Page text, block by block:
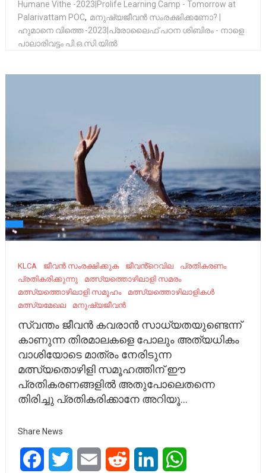
Humane Vithe -2023|Prolife Learning Camp - Tomorrow at
Palarivattam POC, മനുഷ്യജീവൻ സംരക്ഷിക്കണോ? |
ഹുമാനെ വിത്തെ -2023|പ്രോലൈഫ് പഠന ശിബിരം - നാളെ
പാലാരിവട്ടം പി.ഒ.സി.യിൽ
KLCA ജീവൻ സംരക്ഷിക്കുക ജീവൻ്റെവില
പ്രതികരണം
പ്രതികരിക്കുന്നു
മത്സ്യത്തൊഴിലാളി സമരം
മത്സ്യത്തൊഴിലാളി സമൂഹം
മത്സ്യത്തൊഴിലാളികൾ
മത്സ്യമേഖല
മനുഷ്യജീവൻ
സ്വന്തം ജീവൻ കവരാൻ സാധ്യതയുണ്ടെന്ന്
കാണുന്ന തിരമാലകളെ പോലും അത്യധികം
വാശിയോടെ മാത്രം നേരിടുന്ന
മത്സ്യതൊഴിളി സമൂഹത്തിന് ഈ
പ്രതികരണങ്ങളിൽ അതുപോലെതന്നെ
തിരിച്ചു പ്രതികരിക്കാനേ അറിയൂ…
Share News
FacebookTwitter Email Reddit LinkedIn